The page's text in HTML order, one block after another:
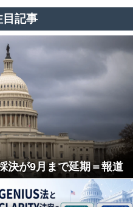
目記事
決が9月まで延期＝報道